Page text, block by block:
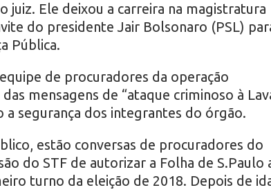
juiz. Ele deixou a carreira na magistratura
do presidente Jair Bolsonaro (PSL)
Pública.
de procuradores da operação
mensagens de “ataque criminoso à
a segurança dos integrantes do órgão.
estão conversas de procuradores do
do STF de autorizar a Folha de S.Paulo
turno da eleição de 2018. Depois de